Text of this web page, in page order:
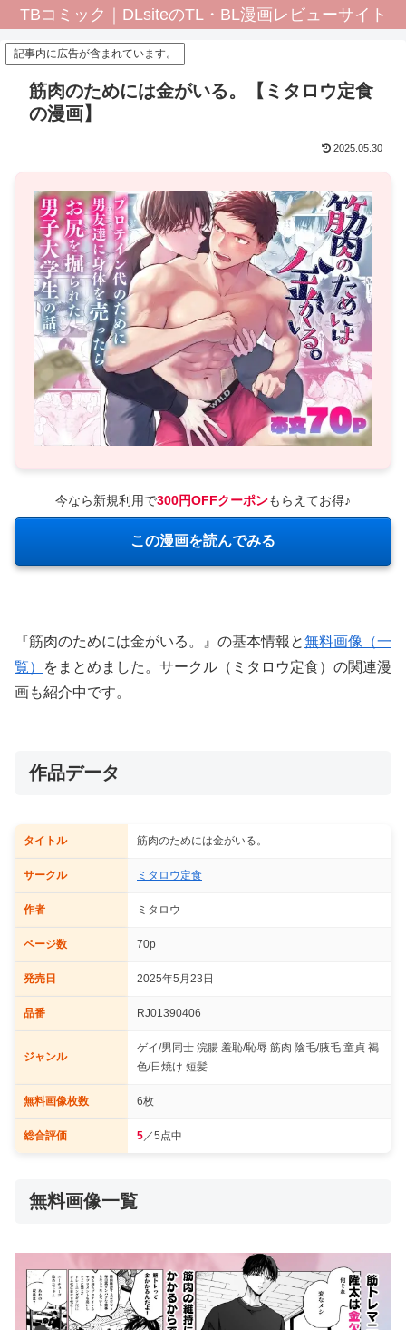
TBコミック｜DLsiteのTL・BL漫画レビューサイト
記事内に広告が含まれています。
筋肉のためには金がいる。【ミタロウ定食
の漫画】
2025.05.30
今なら新規利用で300円OFFクーポンもらえてお得♪
この漫画を読んでみる
『筋肉のためには金がいる。』の基本情報と無料画像（一
覧）
をまとめました。サークル（ミタロウ定食）の関連漫
画も紹介中です。
作品データ
タイトル 筋肉のためには金がいる。
サークル ミタロウ定食
作者 ミタロウ
ページ数 70p
発売日 2025年5月23日
品番 RJ01390406
ジャンル
ゲイ/男同士 浣腸 羞恥/恥辱 筋肉 陰毛/腋毛 童貞 褐
色/日焼け 短髪
無料画像枚数 6枚
総合評価 5／5点中
無料画像一覧